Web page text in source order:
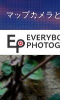
マップカメラ